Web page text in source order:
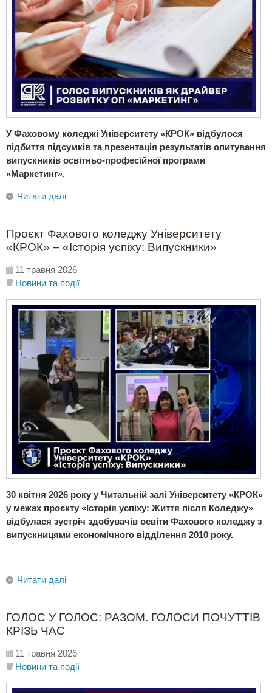
У Фаховому коледжі Університету «КРОК» відбулося
підбиття підсумків та презентація результатів опитування
випускників освітньо-професійної програми
«Маркетинг».
Читати далі
Проєкт Фахового коледжу Університету
«КРОК» – «Історія успіху: Випускники»
11 травня 2026
Новини та події
30 квітня 2026 року у Читальній залі Університету «КРОК»
у межах проєкту «Історія успіху: Життя після Коледжу»
відбулася зустріч здобувачів освіти Фахового коледжу з
випускницями економічного відділення 2010 року.
Читати далі
ГОЛОС У ГОЛОС: РАЗОМ. ГОЛОСИ ПОЧУТТІВ
КРІЗЬ ЧАС
11 травня 2026
Новини та події